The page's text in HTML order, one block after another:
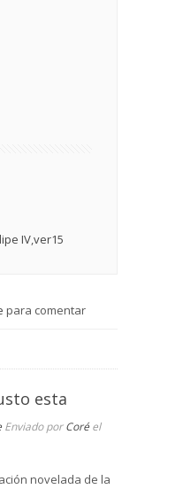
IVver15
para comentar
esta
Enviado porCoré el
novelada de la